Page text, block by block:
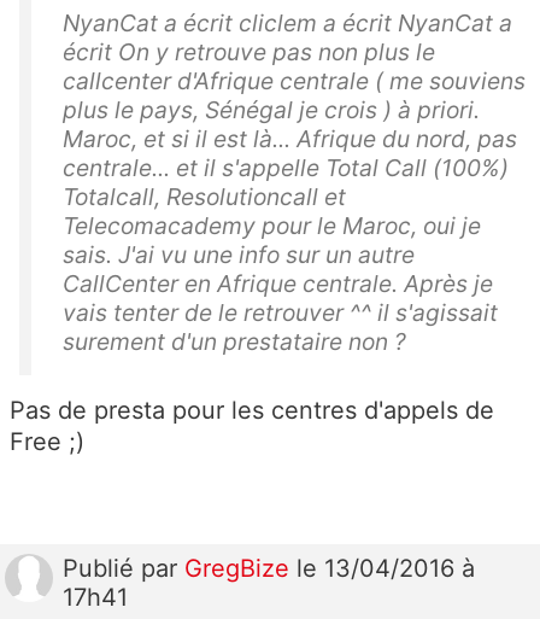
NyanCat a écrit cliclem a écrit NyanCat a
écrit On y retrouve pas non plus le
callcenter d'Afrique centrale ( me souviens
plus le pays, Sénégal je crois ) à priori.
Maroc, et si il est là... Afrique du nord, pas
centrale... et il s'appelle Total Call (100%)
Totalcall, Resolutioncall et
Telecomacademy pour le Maroc, oui je
sais. J'ai vu une info sur un autre
CallCenter en Afrique centrale. Après je
vais tenter de le retrouver ^^ il s'agissait
surement d'un prestataire non ?
Pas de presta pour les centres d'appels de
Free ;)
Publié par GregBize le 13/04/2016 à
17h41